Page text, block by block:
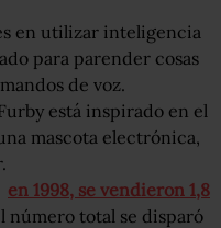
en utilizar inteligencia
para parender cosas
de voz.
está inspirado en el
mascota electrónica,
en 1998, se vendieron 1,8
número total se disparó